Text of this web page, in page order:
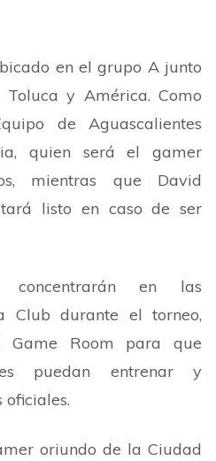
en el grupo A junto
Toluca y América. Como
de Aguascalientes
quien será el gamer
mientras que David
listo en caso de ser
en las
Club durante el torneo,
Game Room para que
puedan entrenar y
oficiales.
oriundo de la Ciudad